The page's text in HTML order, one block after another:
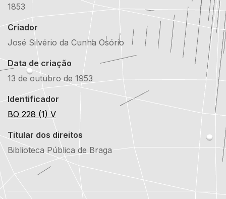
1853
Criador
José Silvério da Cunha Osório
Data de criação
13 de outubro de 1953
Identificador
BO 228 (1) V
Titular dos direitos
Biblioteca Pública de Braga